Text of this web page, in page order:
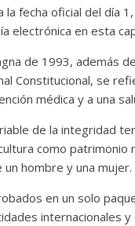
la fecha oficial del día
electrónica en esta
de 1993, además
Constitucional, se
médica y a una
de la integridad
como patrimonio
hombre y una mujer.
en un solo
internacionales